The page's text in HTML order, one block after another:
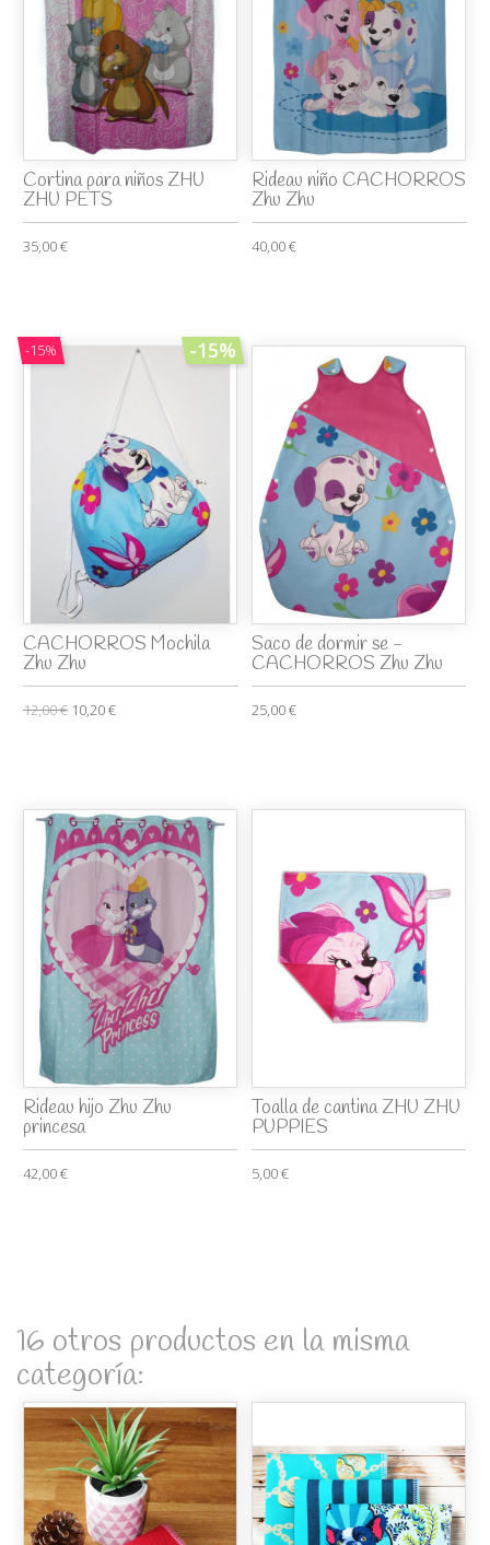
Cortina para niños ZHU
ZHU PETS
35,00 €
Rideau niño CACHORROS
Zhu Zhu
40,00 €
-15% -15%
CACHORROS Mochila
Zhu Zhu
12,00 € 10,20 €
Saco de dormir se -
CACHORROS Zhu Zhu
25,00 €
Rideau hijo Zhu Zhu
princesa
42,00 €
Toalla de cantina ZHU ZHU
PUPPIES
5,00 €
16 otros productos en la misma
categoría: